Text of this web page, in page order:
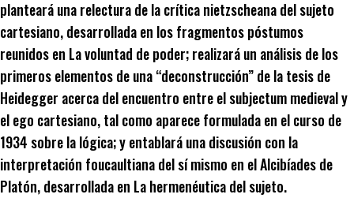
planteará una relectura de la crítica nietzscheana del sujeto
cartesiano, desarrollada en los fragmentos póstumos
reunidos en La voluntad de poder; realizará un análisis de los
primeros elementos de una “deconstrucción” de la tesis de
Heidegger acerca del encuentro entre el subjectum medieval y
el ego cartesiano, tal como aparece formulada en el curso de
1934 sobre la lógica; y entablará una discusión con la
interpretación foucaultiana del sí mismo en el Alcibíades de
Platón, desarrollada en La hermenéutica del sujeto.